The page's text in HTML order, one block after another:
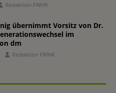
Redaktion FWHK
übernimmt Vorsitz von Dr.
im
dm
Redaktion FWHK